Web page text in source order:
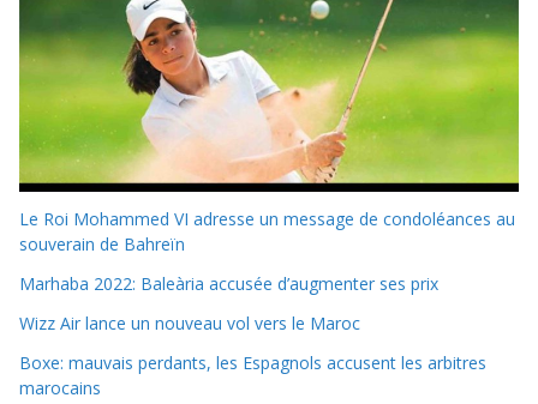
Le Roi Mohammed VI adresse un message de condoléances au
souverain de Bahreïn
Marhaba 2022: Baleària accusée d’augmenter ses prix
Wizz Air lance un nouveau vol vers le Maroc
Boxe: mauvais perdants, les Espagnols accusent les arbitres
marocains